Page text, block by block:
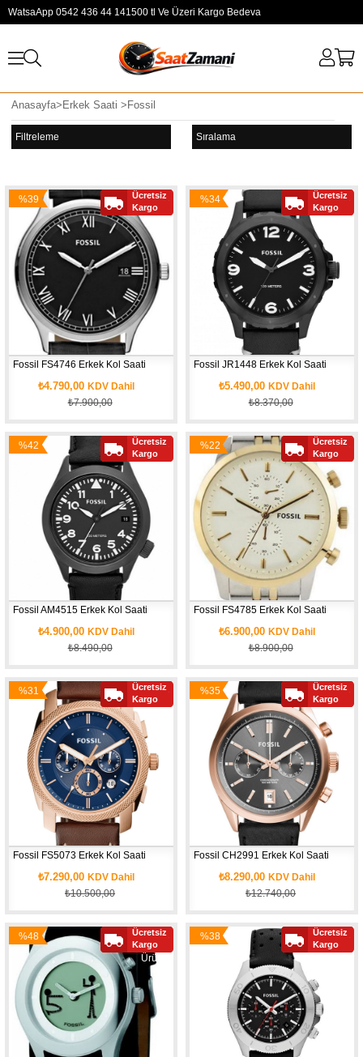
WatsaApp 0542 436 44 141500 tl Ve Üzeri Kargo Bedeva
Anasayfa> Erkek Saati > Fossil
Filtreleme Sıralama
Fossil FS4746 Erkek Kol Saati
₺4.790,00 KDV Dahil
₺7.900,00
%39
İndirim
Ücretsiz
Kargo
Fossil JR1448 Erkek Kol Saati
₺5.490,00 KDV Dahil
₺8.370,00
%34
Ücretsiz
Kargo
Fossil AM4515 Erkek Kol Saati
₺4.900,00 KDV Dahil
₺8.490,00
%42
Ücretsiz
Kargo
Fossil FS4785 Erkek Kol Saati
₺6.900,00 KDV Dahil
₺8.900,00
%22
İndirim
Ücretsiz
Kargo
Fossil FS5073 Erkek Kol Saati
₺7.290,00 KDV Dahil
₺10.500,00
%31
İndirim
Ücretsiz
Kargo
Fossil CH2991 Erkek Kol Saati
₺8.290,00 KDV Dahil
₺12.740,00
%35
Ücretsiz
Kargo
%48
İndirim
Ücretsiz
Kargo
Yeni
Ürün
%38
Ücretsiz
Kargo
Yeni